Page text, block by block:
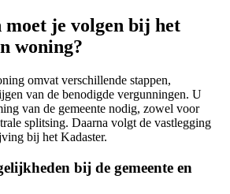
moet je volgen bij het
woning?
omvat verschillende stappen,
van de benodigde vergunningen. U
van de gemeente nodig, zowel voor
splitsing. Daarna volgt de vastlegging
bij het Kadaster.
bij de gemeente en